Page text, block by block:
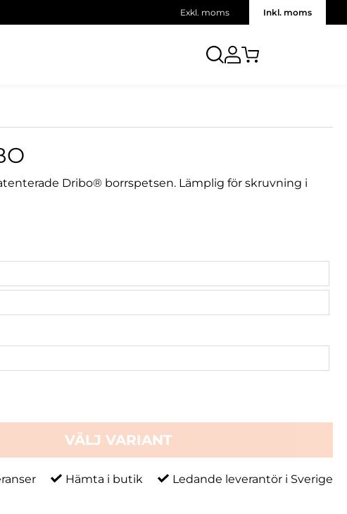
Exkl. moms Inkl. moms
Dribo® borrspetsen. Lämplig för skruvning i
VÄLJ VARIANT
Hämta i butik Ledande leverantör i Sverige